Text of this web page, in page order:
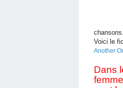
chansons.
Voici le
Another
Dans